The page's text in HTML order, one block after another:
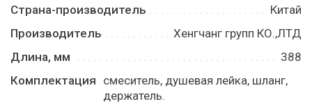
Страна-производитель
Китай
Производитель
Хенгчанг групп КО.,ЛТД
Длина, мм
388
Комплектация смеситель, душевая лейка, шланг,
держатель.